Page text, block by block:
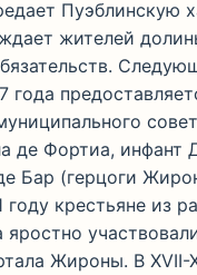
Пуэблинскую
жителей
года
де Фортиа, инфант
Бар (герцоги
году крестьяне из
яростно
Жироны. В XVII-